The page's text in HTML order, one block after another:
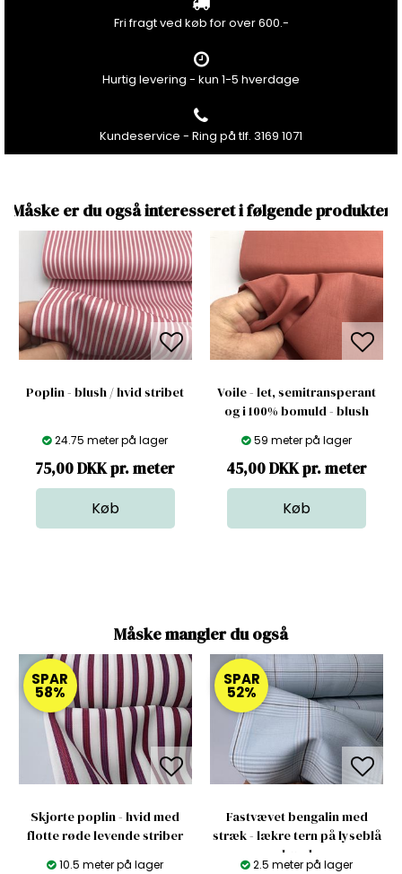
Fri fragt ved køb for over 600.-
Hurtig levering - kun 1-5 hverdage
Kundeservice - Ring på tlf. 3169 1071
Måske er du også interesseret i følgende produkter
Poplin - blush / hvid stribet
24.75 meter på lager
75,00 DKK pr. meter
Voile - let, semitransperant
og i 100% bomuld - blush
59 meter på lager
45,00 DKK pr. meter
Måske mangler du også
SPAR
58%
Skjorte poplin - hvid med
flotte røde levende striber
10.5 meter på lager
SPAR
52%
Fastvævet bengalin med
stræk - lækre tern på lyseblå
bund
2.5 meter på lager